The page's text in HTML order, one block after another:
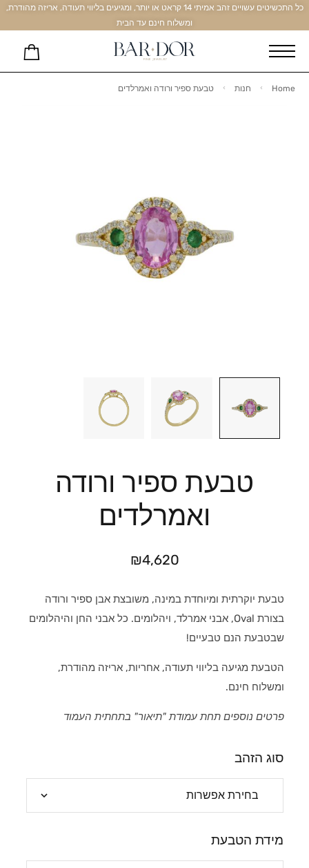
כל התכשיטים עשויים זהב אמיתי 14 קראט או יותר, ומגיעים בליווי תעודה, אריזה מהודרת,
ומשלוח חינם עד הבית
Home חנות טבעת ספיר ורודה ואמרלדים
טבעת ספיר ורודה
ואמרלדים
₪4,620
טבעת יוקרתית ומיוחדת במינה, משובצת אבן ספיר ורודה
בצורת Oval, אבני אמרלד, ויהלומים. כל אבני החן והיהלומים
שבטבעת הנם טבעיים!
הטבעת מגיעה בליווי תעודה, אחריות, אריזה מהודרת,
ומשלוח חינם.
פרטים נוספים תחת עמודת "תיאור" בתחתית העמוד
סוג הזהב
מידת הטבעת